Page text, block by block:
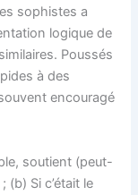
sophistes a
logique de
Poussés
à des
encouragé
soutient (peut-
(b) Si c’était le